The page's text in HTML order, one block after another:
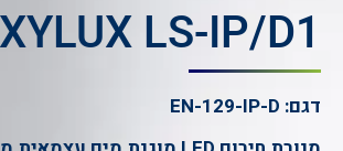
XYLUX LS-IP/D1
דגם: EN-129-IP-D